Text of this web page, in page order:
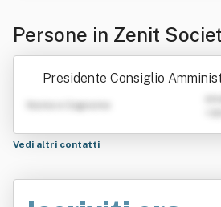
Persone in Zenit
Sociale
Presidente Consiglio
Nome e Cognome
Vedi altri contatti